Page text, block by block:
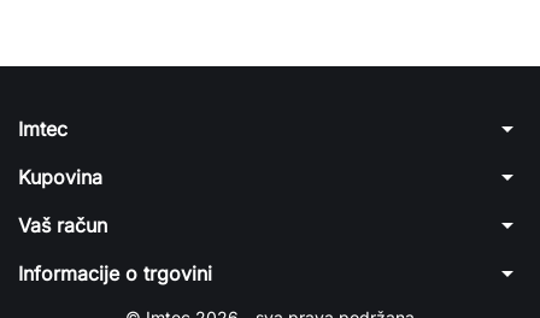
Imtec arrow_drop_down
Kupovina arrow_drop_down
Vaš račun arrow_drop_down
Informacije o trgovini arrow_drop_down